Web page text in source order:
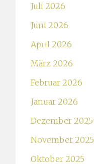
Juli 2026
Juni 2026
April 2026
März 2026
Februar 2026
Januar 2026
Dezember 2025
November 2025
Oktober 2025